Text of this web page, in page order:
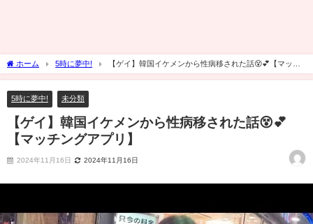
ホーム 5時に夢中!
【ゲイ】韓国イケメンから性病移された話😵💕【マッチ
ングアプリ】
5時に夢中! 未分類
【ゲイ】韓国イケメンから性病移された話😵💕
【マッチングアプリ】
2024年11月16日 2024年11月16日